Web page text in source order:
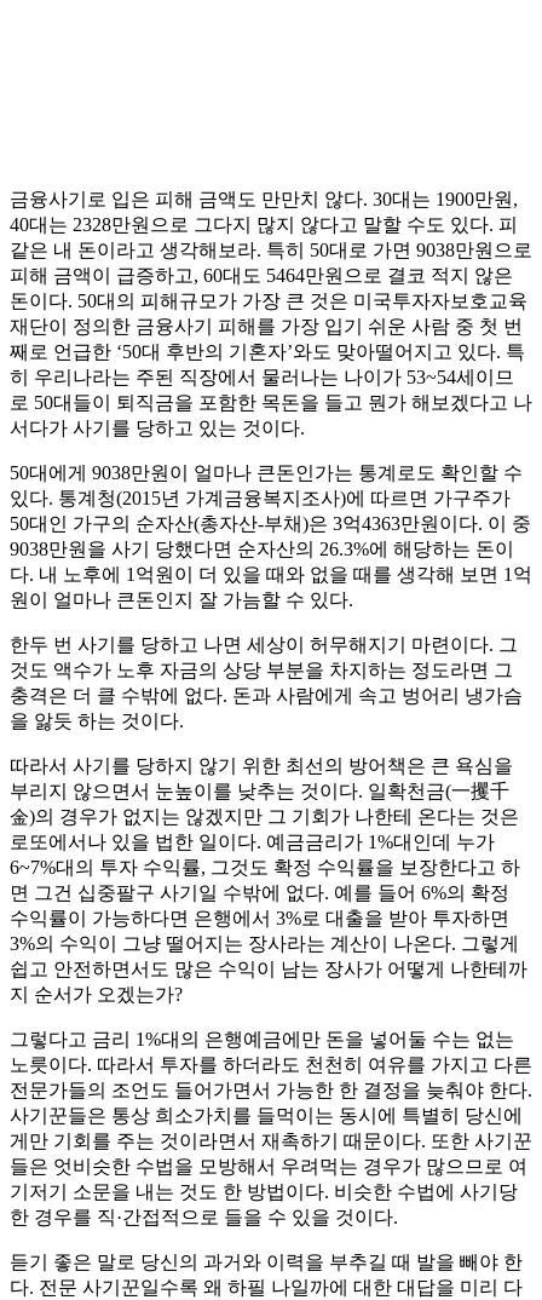
금융사기로 입은 피해 금액도 만만치 않다. 30대는 1900만원,
40대는 2328만원으로 그다지 많지 않다고 말할 수도 있다. 피
같은 내 돈이라고 생각해보라. 특히 50대로 가면 9038만원으로
피해 금액이 급증하고, 60대도 5464만원으로 결코 적지 않은
돈이다. 50대의 피해규모가 가장 큰 것은 미국투자자보호교육
재단이 정의한 금융사기 피해를 가장 입기 쉬운 사람 중 첫 번
째로 언급한 ‘50대 후반의 기혼자’와도 맞아떨어지고 있다. 특
히 우리나라는 주된 직장에서 물러나는 나이가 53~54세이므
로 50대들이 퇴직금을 포함한 목돈을 들고 뭔가 해보겠다고 나
서다가 사기를 당하고 있는 것이다.
50대에게 9038만원이 얼마나 큰돈인가는 통계로도 확인할 수
있다. 통계청(2015년 가계금융복지조사)에 따르면 가구주가
50대인 가구의 순자산(총자산-부채)은 3억4363만원이다. 이 중
9038만원을 사기 당했다면 순자산의 26.3%에 해당하는 돈이
다. 내 노후에 1억원이 더 있을 때와 없을 때를 생각해 보면 1억
원이 얼마나 큰돈인지 잘 가늠할 수 있다.
한두 번 사기를 당하고 나면 세상이 허무해지기 마련이다. 그
것도 액수가 노후 자금의 상당 부분을 차지하는 정도라면 그
충격은 더 클 수밖에 없다. 돈과 사람에게 속고 벙어리 냉가슴
을 앓듯 하는 것이다.
따라서 사기를 당하지 않기 위한 최선의 방어책은 큰 욕심을
부리지 않으면서 눈높이를 낮추는 것이다. 일확천금(一攫千
金)의 경우가 없지는 않겠지만 그 기회가 나한테 온다는 것은
로또에서나 있을 법한 일이다. 예금금리가 1%대인데 누가
6~7%대의 투자 수익률, 그것도 확정 수익률을 보장한다고 하
면 그건 십중팔구 사기일 수밖에 없다. 예를 들어 6%의 확정
수익률이 가능하다면 은행에서 3%로 대출을 받아 투자하면
3%의 수익이 그냥 떨어지는 장사라는 계산이 나온다. 그렇게
쉽고 안전하면서도 많은 수익이 남는 장사가 어떻게 나한테까
지 순서가 오겠는가?
그렇다고 금리 1%대의 은행예금에만 돈을 넣어둘 수는 없는
노릇이다. 따라서 투자를 하더라도 천천히 여유를 가지고 다른
전문가들의 조언도 들어가면서 가능한 한 결정을 늦춰야 한다.
사기꾼들은 통상 희소가치를 들먹이는 동시에 특별히 당신에
게만 기회를 주는 것이라면서 재촉하기 때문이다. 또한 사기꾼
들은 엇비슷한 수법을 모방해서 우려먹는 경우가 많으므로 여
기저기 소문을 내는 것도 한 방법이다. 비슷한 수법에 사기당
한 경우를 직·간접적으로 들을 수 있을 것이다.
듣기 좋은 말로 당신의 과거와 이력을 부추길 때 발을 빼야 한
다. 전문 사기꾼일수록 왜 하필 나일까에 대한 대답을 미리 다